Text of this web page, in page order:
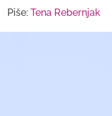
Piše: Tena Rebernjak